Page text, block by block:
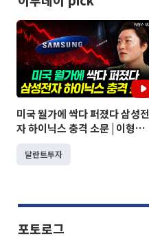
미국 월가에 싹다 퍼졌다 삼성전
자 하이닉스 충격 소문 | 이형수
대표 1부
달란트투자
포토로그